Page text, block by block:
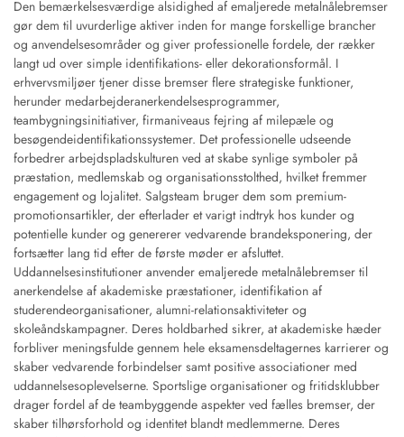
Den bemærkelsesværdige alsidighed af emaljerede metalnålebremser
gør dem til uvurderlige aktiver inden for mange forskellige brancher
og anvendelsesområder og giver professionelle fordele, der rækker
langt ud over simple identifikations- eller dekorationsformål. I
erhvervsmiljøer tjener disse bremser flere strategiske funktioner,
herunder medarbejderanerkendelsesprogrammer,
teambygningsinitiativer, firmaniveaus fejring af milepæle og
besøgendeidentifikationssystemer. Det professionelle udseende
forbedrer arbejdspladskulturen ved at skabe synlige symboler på
præstation, medlemskab og organisationsstolthed, hvilket fremmer
engagement og lojalitet. Salgsteam bruger dem som premium-
promotionsartikler, der efterlader et varigt indtryk hos kunder og
potentielle kunder og genererer vedvarende brandeksponering, der
fortsætter lang tid efter de første møder er afsluttet.
Uddannelsesinstitutioner anvender emaljerede metalnålebremser til
anerkendelse af akademiske præstationer, identifikation af
studerendeorganisationer, alumni-relationsaktiviteter og
skoleåndskampagner. Deres holdbarhed sikrer, at akademiske hæder
forbliver meningsfulde gennem hele eksamensdeltagernes karrierer og
skaber vedvarende forbindelser samt positive associationer med
uddannelsesoplevelserne. Sportslige organisationer og fritidsklubber
drager fordel af de teambyggende aspekter ved fælles bremser, der
skaber tilhørsforhold og identitet blandt medlemmerne. Deres